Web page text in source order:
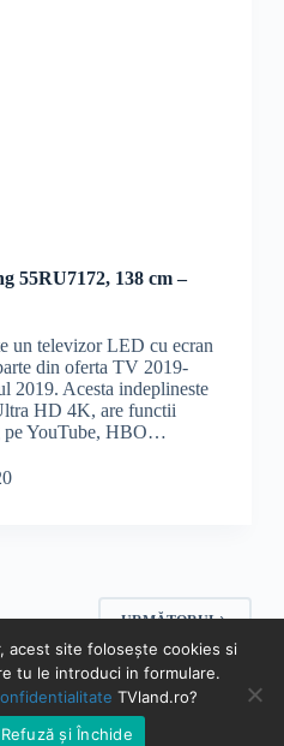
55RU7172, 138 cm –
un televizor LED cu ecran
din oferta TV 2019-
2019. Acesta indeplineste
HD 4K, are functii
pe YouTube, HBO…
URMĂTORUL
rezervate | Prin
prin link-urile de afiliere,
acest site folosește cookies si
tu le introduci in formulare.
TVland.ro?
Refuză și Închide